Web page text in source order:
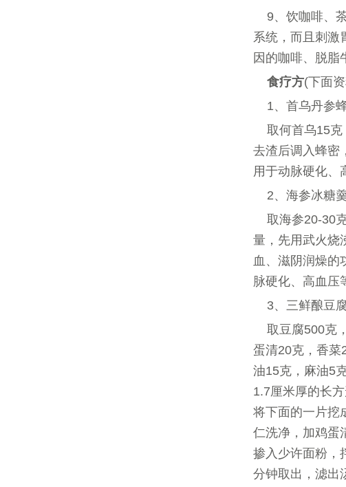
9、饮咖啡、
系统，而且刺激
因的咖啡、脱脂
食疗方(下面
1、首乌丹参
取何首乌15克
去渣后调入蜂密
用于动脉硬化、
2、海参冰糖
取海参20-30
量，先用武火烧
血、滋阴润燥的
脉硬化、高血压
3、三鲜酿豆
取豆腐500克
蛋清20克，香菜
油15克，麻油5
1.7厘米厚的长
将下面的一片挖
仁洗净，加鸡蛋
掺入少许面粉，
分钟取出，滤出